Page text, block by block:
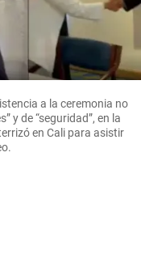
a la ceremonia no
y de “seguridad”, en la
en Cali para asistir